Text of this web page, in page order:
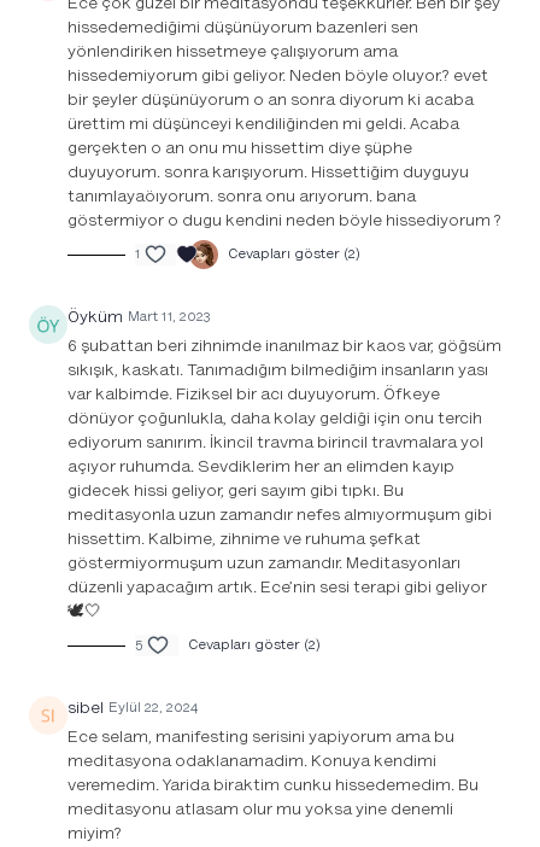
Meditasyon seansına başlamadan önce dilersen
hazırladığımız müzik playlistini açabilirsin.
hissedemediğimi düşünüyorum bazenleri sen
yönlendiriken hissetmeye çalışıyorum ama
hissedemiyorum gibi geliyor. Neden böyle oluyor.? evet
bir şeyler düşünüyorum o an sonra diyorum ki acaba
ürettim mi düşünceyi kendiliğinden mi geldi. Acaba
gerçekten o an onu mu hissettim diye şüphe
duyuyorum. sonra karışıyorum. Hissettiğim duyguyu
tanımlayaöıyorum. sonra onu arıyorum. bana
göstermiyor o dugu kendini neden böyle hissediyorum ?
1 Cevapları göster (2)
Öyküm Mart 11, 2023
6 şubattan beri zihnimde inanılmaz bir kaos var, göğsüm
sıkışık, kaskatı. Tanımadığım bilmediğim insanların yası
var kalbimde. Fiziksel bir acı duyuyorum. Öfkeye
dönüyor çoğunlukla, daha kolay geldiği için onu tercih
ediyorum sanırım. İkincil travma birincil travmalara yol
açıyor ruhumda. Sevdiklerim her an elimden kayıp
gidecek hissi geliyor, geri sayım gibi tıpkı. Bu
meditasyonla uzun zamandır nefes almıyormuşum gibi
hissettim. Kalbime, zihnime ve ruhuma şefkat
göstermiyormuşum uzun zamandır. Meditasyonları
düzenli yapacağım artık. Ece’nin sesi terapi gibi geliyor
🕊️🤍
5 Cevapları göster (2)
sibel Eylül 22, 2024
Ece selam, manifesting serisini yapiyorum ama bu
meditasyona odaklanamadim. Konuya kendimi
veremedim. Yarida biraktim cunku hissedemedim. Bu
meditasyonu atlasam olur mu yoksa yine denemli
miyim?